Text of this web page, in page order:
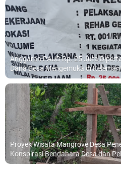
Anggaran PAUD Rp. 25 Juta
Dana Desa Mengemuka di
Proyek Wisata Mangrove Desa
Konspirasi Bendahara Desa dan